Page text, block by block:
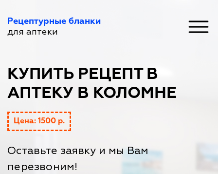
Рецептурные бланки
для аптеки
КУПИТЬ РЕЦЕПТ В
АПТЕКУ В КОЛОМНЕ
Цена: 1500 р.
Оставьте заявку и мы Вам
перезвоним!